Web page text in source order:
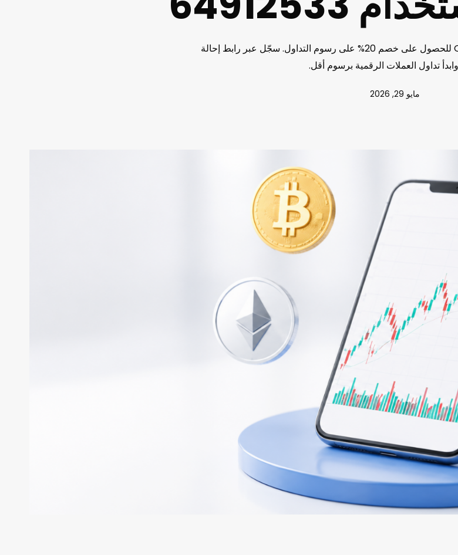
استخدم رمز إحالة OKX 64912533 للحصول على خصم 20% على رسوم التداول. سجّل عبر رابط إحالة
مايو 29, 2026